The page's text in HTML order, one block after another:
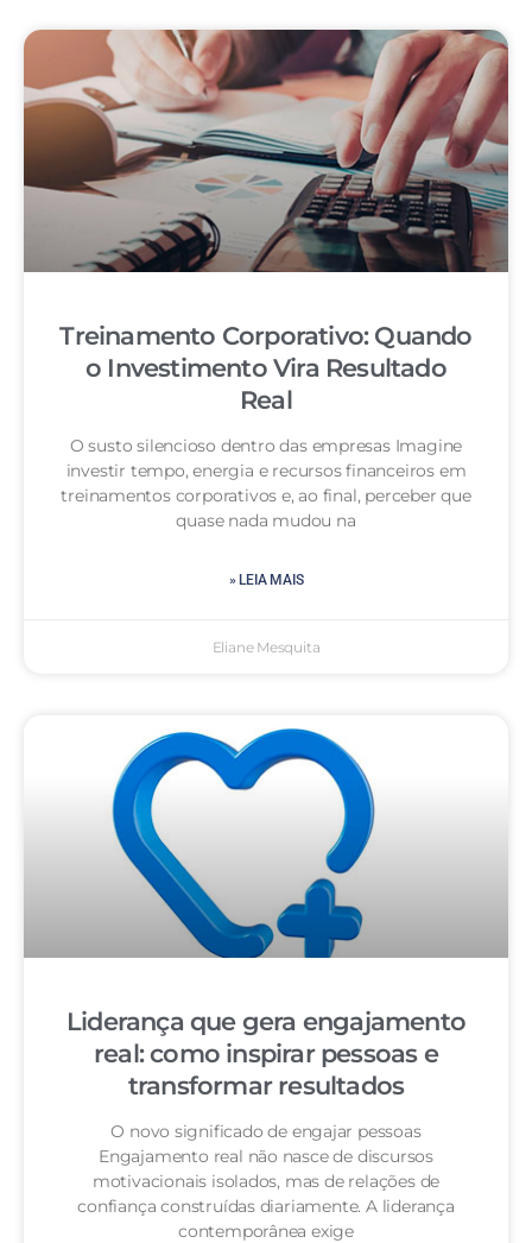
Treinamento Corporativo: Quando
o Investimento Vira Resultado
Real
O susto silencioso dentro das empresas Imagine
investir tempo, energia e recursos financeiros em
treinamentos corporativos e, ao final, perceber que
quase nada mudou na
» LEIA MAIS
Eliane Mesquita
Liderança que gera engajamento
real: como inspirar pessoas e
transformar resultados
O novo significado de engajar pessoas
Engajamento real não nasce de discursos
motivacionais isolados, mas de relações de
confiança construídas diariamente. A liderança
contemporânea exige